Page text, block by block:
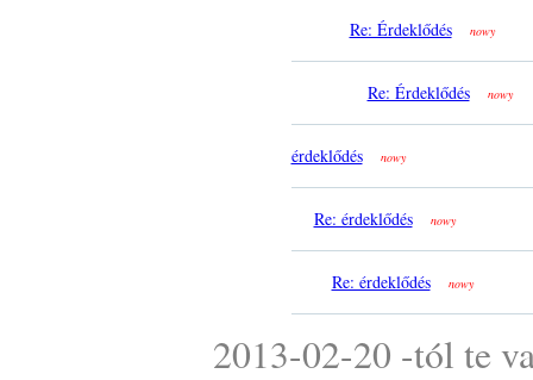
Re: Érdeklődés nowy
Re: Érdeklődés nowy
érdeklődés nowy
Re: érdeklődés nowy
Re: érdeklődés nowy
2013-02-20 -tól te